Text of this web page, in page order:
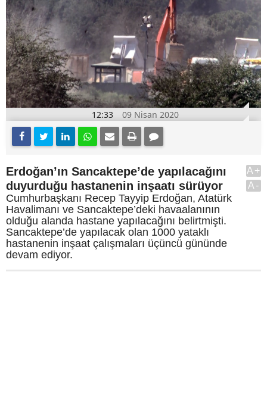
12:33 09 Nisan 2020
Erdoğan’ın Sancaktepe’de yapılacağını
duyurduğu hastanenin inşaatı sürüyor
Cumhurbaşkanı Recep Tayyip Erdoğan, Atatürk
Havalimanı ve Sancaktepe’deki havaalanının
olduğu alanda hastane yapılacağını belirtmişti.
Sancaktepe’de yapılacak olan 1000 yataklı
hastanenin inşaat çalışmaları üçüncü gününde
devam ediyor.
A+
A-